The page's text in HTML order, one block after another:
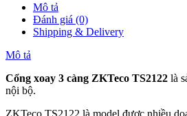
Mô tả
Đánh giá (0)
Shipping & Delivery
Mô tả
Cổng xoay 3 càng ZKTeco TS2122 là
nội bộ.
ZKTeco TS2122 là model được nhiều